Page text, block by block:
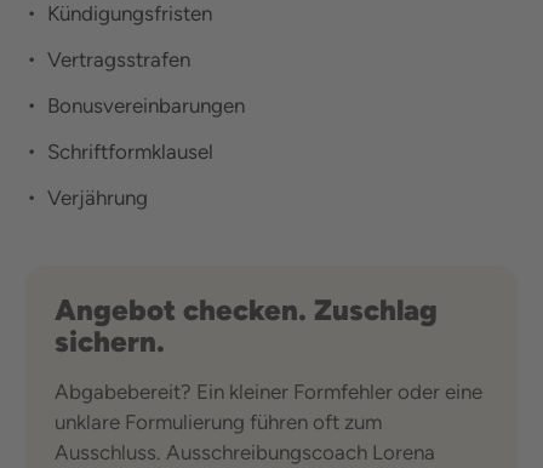
Kündigungsfristen
Vertragsstrafen
Bonusvereinbarungen
Schriftformklausel
Verjährung
Angebot checken. Zuschlag
sichern.
Abgabebereit? Ein kleiner Formfehler oder eine
unklare Formulierung führen oft zum
Ausschluss. Ausschreibungscoach Lorena